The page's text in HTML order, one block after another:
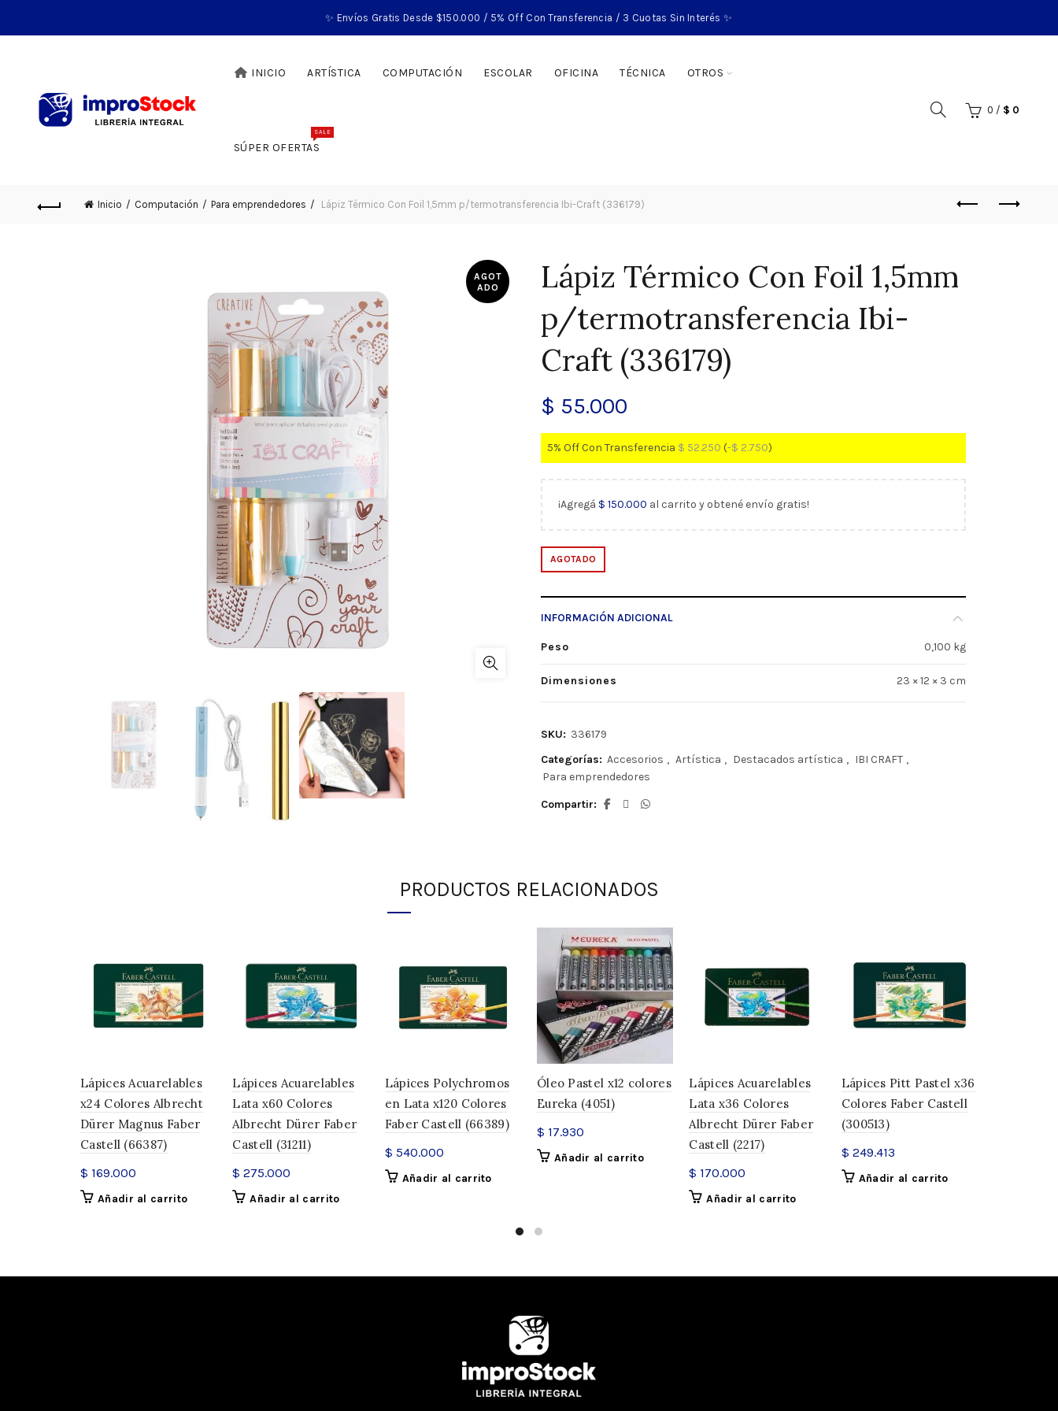
✨ Envíos Gratis Desde $150.000 / 5% Off Con Transferencia / 3 Cuotas Sin Interés ✨
INICIO ARTÍSTICA COMPUTACIÓN ESCOLAR OFICINA TÉCNICA OTROS
SÚPER OFERTAS
SALE
0 / $ 0
Inicio Computación Para emprendedores Lápiz Térmico Con Foil 1,5mm p/termotransferencia Ibi-Craft (336179)
AGOT
ADO
Lápiz Térmico Con Foil 1,5mm
p/termotransferencia Ibi-
Craft (336179)
$ 55.000
5% Off Con Transferencia $ 52.250 (-$ 2.750)
¡Agregá $ 150.000 al carrito y obtené envío gratis!
AGOTADO
INFORMACIÓN ADICIONAL
Peso 0,100 kg
Dimensiones 23 × 12 × 3 cm
SKU: 336179
Categorías: Accesorios , Artística , Destacados artística , IBI CRAFT ,
Para emprendedores
Compartir
PRODUCTOS RELACIONADOS
Lápices Acuarelables
x24 Colores Albrecht
Dürer Magnus Faber
Castell (66387)
$ 169.000
Añadir al carrito
Lápices Acuarelables
Lata x60 Colores
Albrecht Dürer Faber
Castell (31211)
$ 275.000
Añadir al carrito
Lápices Polychromos
en Lata x120 Colores
Faber Castell (66389)
$ 540.000
Añadir al carrito
Óleo Pastel x12 colores
Eureka (4051)
$ 17.930
Añadir al carrito
Lápices Acuarelables
Lata x36 Colores
Albrecht Dürer Faber
Castell (2217)
$ 170.000
Añadir al carrito
Lápices Pitt Pastel x36
Colores Faber Castell
(300513)
$ 249.413
Añadir al carrito